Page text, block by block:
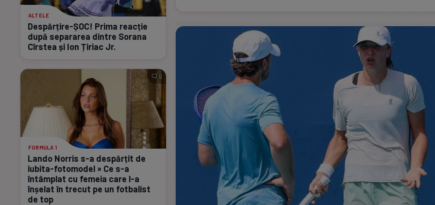
ALTELE
Despărțire-ȘOC! Prima reacție
după separarea dintre Sorana
Cîrstea și Ion Țiriac Jr.
FORMULA 1
Lando Norris s-a despărțit de
iubita-fotomodel » Ce s-a
întâmplat cu femeia care l-a
înșelat în trecut pe un fotbalist
de top
0